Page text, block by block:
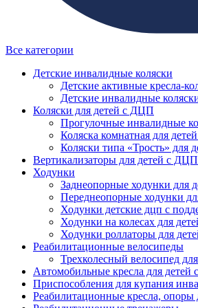
Все категории
Детские инвалидные коляски
Детские активные кресла-
Детские инвалидные
Коляски для детей с ДЦП
Прогулочные инвалидные
Коляска комнатная для
Коляски типа «Трость» для
Вертикализаторы для детей с ДЦП
Ходунки
Заднеопорные ходунки для
Переднеопорные ходунки
Ходунки детские дцп с
Ходунки на колесах для
Ходунки роллаторы для
Реабилитационные велосипеды
Трехколесный велосипед
Автомобильные кресла для
Приспособления для купания
Реабилитационные кресла,